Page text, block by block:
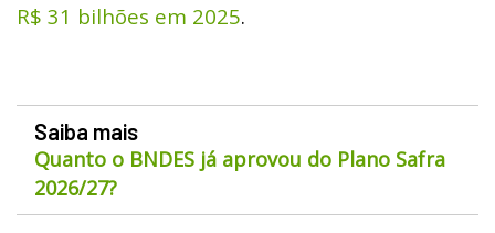
R$ 31 bilhões em 2025.
Saiba mais
Quanto o BNDES já aprovou do Plano Safra
2026/27?